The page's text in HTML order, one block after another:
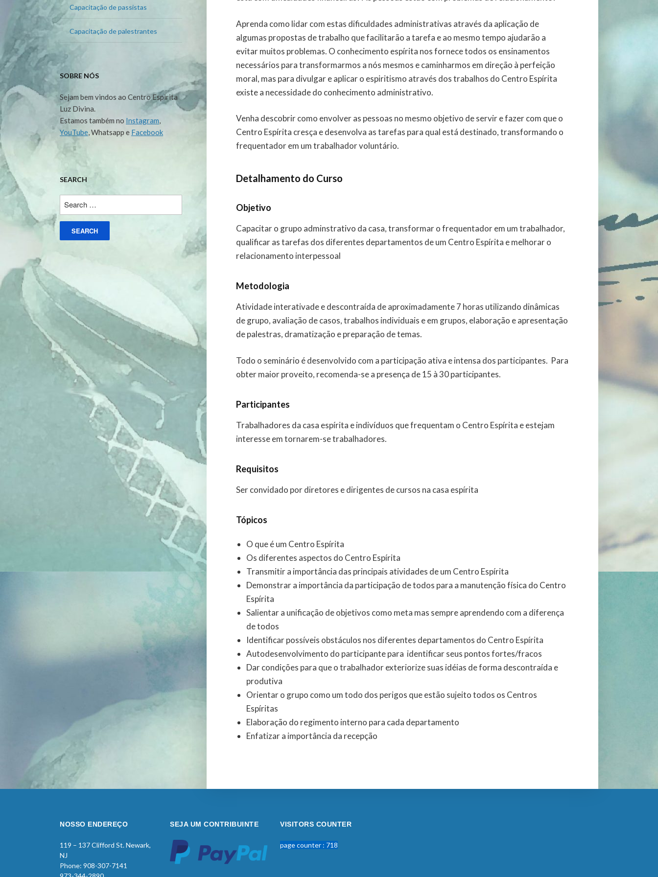
Aprenda como lidar com estas dificuldades administrativas através da aplicação de
algumas propostas de trabalho que facilitarão a tarefa e ao mesmo tempo ajudarão a
evitar muitos problemas. O conhecimento espírita nos fornece todos os ensinamentos
necessários para transformarmos a nós mesmos e caminharmos em direção à perfeição
moral, mas para divulgar e aplicar o espiritismo através dos trabalhos do Centro Espírita
existe a necessidade do conhecimento administrativo.
Venha descobrir como envolver as pessoas no mesmo objetivo de servir e fazer com que o
Centro Espírita cresça e desenvolva as tarefas para qual está destinado, transformando o
frequentador em um trabalhador voluntário.
Detalhamento do Curso
Objetivo
Capacitar o grupo adminstrativo da casa, transformar o frequentador em um trabalhador,
qualificar as tarefas dos diferentes departamentos de um Centro Espírita e melhorar o
relacionamento interpessoal
Metodologia
Atividade interativade e descontraída de aproximadamente 7 horas utilizando dinâmicas
de grupo, avaliação de casos, trabalhos individuais e em grupos, elaboração e apresentação
de palestras, dramatização e preparação de temas.
Todo o seminário é desenvolvido com a participação ativa e intensa dos participantes. Para
obter maior proveito, recomenda-se a presença de 15 à 30 participantes.
Participantes
Trabalhadores da casa espírita e indivíduos que frequentam o Centro Espírita e estejam
interesse em tornarem-se trabalhadores.
Requisitos
Ser convidado por diretores e dirigentes de cursos na casa espírita
Tópicos
O que é um Centro Espírita
Os diferentes aspectos do Centro Espírita
Transmitir a importância das principais atividades de um Centro Espírita
Demonstrar a importância da participação de todos para a manutenção física do Centro
Espírita
Salientar a unificação de objetivos como meta mas sempre aprendendo com a diferença
de todos
Identificar possíveis obstáculos nos diferentes departamentos do Centro Espírita
Autodesenvolvimento do participante para identificar seus pontos fortes/fracos
Dar condições para que o trabalhador exteriorize suas idéias de forma descontraída e
produtiva
Orientar o grupo como um todo dos perigos que estão sujeito todos os Centros
Espíritas
Elaboração do regimento interno para cada departamento
Enfatizar a importância da recepção
Capacitação de passistas
Capacitação de palestrantes
SOBRE NÓS
Sejam bem vindos ao Centro Espirita
Luz Divina.
Estamos também no Instagram
YouTube , Whatsapp e Facebook
SEARCH
NOSSO ENDEREÇO
119 – 137 Clifford St. Newark,
NJ
Phone: 908-307-7141
SEJA UM CONTRIBUINTE VISITORS COUNTER
page counter : 718